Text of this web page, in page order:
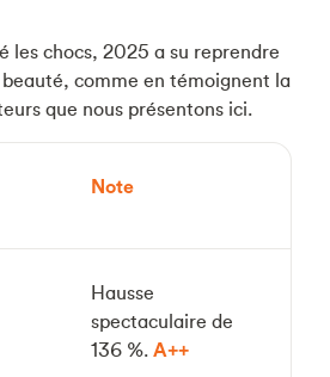
les chocs, 2025 a su reprendre
comme en témoignent la
que nous présentons ici.
Note
Hausse
spectaculaire de
136 %. A++